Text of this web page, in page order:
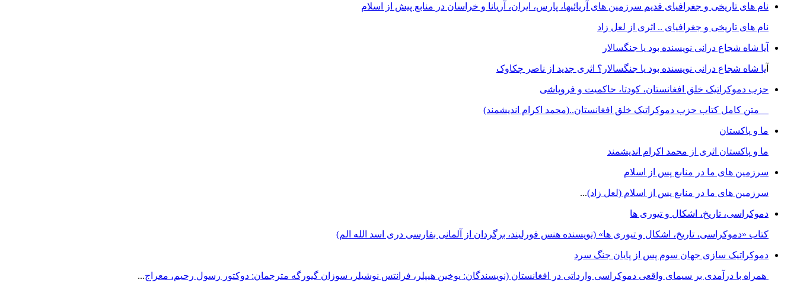
نام های تاریخی و جغرافیای قدیم سرزمین های آریائیها، پارس، ایران، آریانا و خراسان در منابع پیش از اسلام
نام های تاریخی و جغرافیای .. اثری از لعل زاد
آیا شاه شجاع درانی نویسنده بود یا جنگسالار
یا شاه شجاع درانی نویسنده بود یا جنگسالار؟ اثری جدید از ناصر چکاوک
حزب دموکراتیک خلق افغانستان، کودتا، حاکمیت و فروپاشی
متن کامل کتاب حزب دموکراتیک خلق افغانستان..(محمد اکرام اندیشمند)
ما و پاکستان
ما و پاکستان اثری از محمد اکرام اندیشمند
سرزمین های ما در منابع پس از اسلام
سرزمین های ما در منابع پس از اسلام (لعل زاد)...
دموکراسی، تاريخ، اشکال و تيوری ها
کتاب «دموکراسی، تاريخ، اشکال و تيوری ها» (نويسنده هنس فورليند، برگردان از آلمانی بفارسی دری اسد الله الم)
دموکراتیک سازی جهان سوم پس از پایان جنگ سرد
همراه با درآمدی بر سیمای واقعی دموکراسی وارداتی در افغانستان (نویسندگان: یوخین هیپلر، فرانتس نوشیلر، سوزان گیورگه مترجمان: دوکتور رسول رحیم، معراج...